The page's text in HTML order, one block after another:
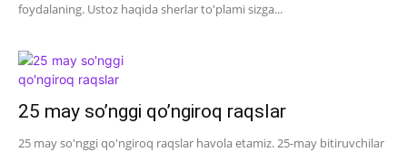
foydalaning. Ustoz haqida sherlar to'plami sizga...
25 may so’nggi qo’ngiroq raqslar
25 may so'nggi qo'ngiroq raqslar havola etamiz. 25-may bitiruvchilar